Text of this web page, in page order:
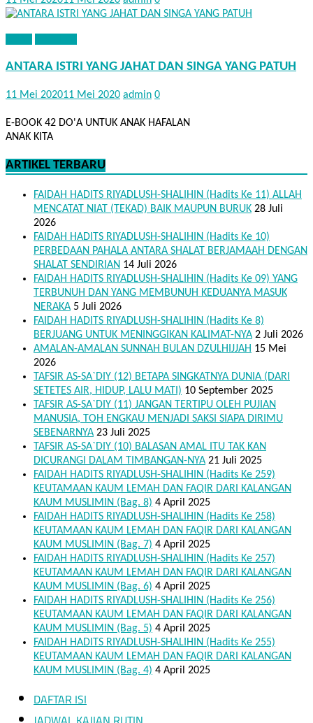
ANTARA ISTRI YANG JAHAT DAN SINGA YANG PATUH
11 Mei 202011 Mei 2020 admin 0
E-BOOK 42 DO'A UNTUK ANAK HAFALAN
ANAK KITA
ARTIKEL TERBARU
FAIDAH HADITS RIYADLUSH-SHALIHIN (Hadits Ke 11) ALLAH
MENCATAT NIAT (TEKAD) BAIK MAUPUN BURUK 28 Juli
2026
FAIDAH HADITS RIYADLUSH-SHALIHIN (Hadits Ke 10)
PERBEDAAN PAHALA ANTARA SHALAT BERJAMAAH DENGAN
SHALAT SENDIRIAN 14 Juli 2026
FAIDAH HADITS RIYADLUSH-SHALIHIN (Hadits Ke 09) YANG
TERBUNUH DAN YANG MEMBUNUH KEDUANYA MASUK
NERAKA 5 Juli 2026
FAIDAH HADITS RIYADLUSH-SHALIHIN (Hadits Ke 8)
BERJUANG UNTUK MENINGGIKAN KALIMAT-NYA 2 Juli 2026
AMALAN-AMALAN SUNNAH BULAN DZULHIJJAH 15 Mei
2026
TAFSIR AS-SA`DIY (12) BETAPA SINGKATNYA DUNIA (DARI
SETETES AIR, HIDUP, LALU MATI) 10 September 2025
TAFSIR AS-SA`DIY (11) JANGAN TERTIPU OLEH PUJIAN
MANUSIA, TOH ENGKAU MENJADI SAKSI SIAPA DIRIMU
SEBENARNYA 23 Juli 2025
TAFSIR AS-SA`DIY (10) BALASAN AMAL ITU TAK KAN
DICURANGI DALAM TIMBANGAN-NYA 21 Juli 2025
FAIDAH HADITS RIYADLUSH-SHALIHIN (Hadits Ke 259)
KEUTAMAAN KAUM LEMAH DAN FAQIR DARI KALANGAN
KAUM MUSLIMIN (Bag. 8) 4 April 2025
FAIDAH HADITS RIYADLUSH-SHALIHIN (Hadits Ke 258)
KEUTAMAAN KAUM LEMAH DAN FAQIR DARI KALANGAN
KAUM MUSLIMIN (Bag. 7) 4 April 2025
FAIDAH HADITS RIYADLUSH-SHALIHIN (Hadits Ke 257)
KEUTAMAAN KAUM LEMAH DAN FAQIR DARI KALANGAN
KAUM MUSLIMIN (Bag. 6) 4 April 2025
FAIDAH HADITS RIYADLUSH-SHALIHIN (Hadits Ke 256)
KEUTAMAAN KAUM LEMAH DAN FAQIR DARI KALANGAN
KAUM MUSLIMIN (Bag. 5) 4 April 2025
FAIDAH HADITS RIYADLUSH-SHALIHIN (Hadits Ke 255)
KEUTAMAAN KAUM LEMAH DAN FAQIR DARI KALANGAN
KAUM MUSLIMIN (Bag. 4) 4 April 2025
DAFTAR ISI